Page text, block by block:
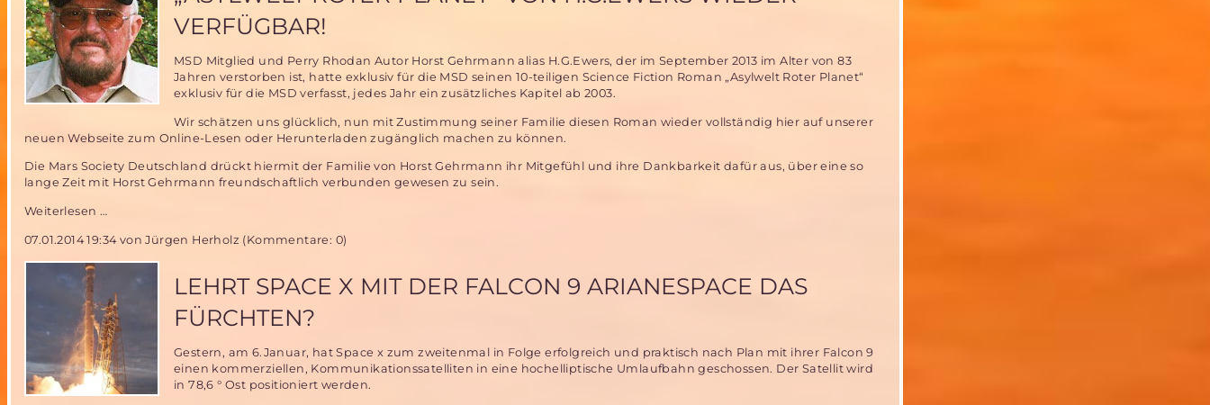
Raumgleiter
„Dream
Chaser“-
nichts
von
HERMES
VERFÜGBAR!
MSD Mitglied und Perry Rhodan Autor Horst Gehrmann alias H.G.Ewers, der im September 2013 im Alter von 83
Jahren verstorben ist, hatte exklusiv für die MSD seinen 10-teiligen Science Fiction Roman „Asylwelt Roter Planet“
exklusiv für die MSD verfasst, jedes Jahr ein zusätzliches Kapitel ab 2003.
Wir schätzen uns glücklich, nun mit Zustimmung seiner Familie diesen Roman wieder vollständig hier auf unserer
neuen Webseite zum Online-Lesen oder Herunterladen zugänglich machen zu können.
Die Mars Society Deutschland drückt hiermit der Familie von Horst Gehrmann ihr Mitgefühl und ihre Dankbarkeit dafür aus, über eine so
lange Zeit mit Horst Gehrmann freundschaftlich verbunden gewesen zu sein.
Weiterlesen …
Planet“
von
wieder
verfügbar!
07.01.2014 19:34von Jürgen Herholz (Kommentare: 0)
LEHRT SPACE X MIT DER FALCON 9 ARIANESPACE DAS
FÜRCHTEN?
Gestern, am 6.Januar, hat Space x zum zweitenmal in Folge erfolgreich und praktisch nach Plan mit ihrer Falcon 9
einen kommerziellen, Kommunikationssatelliten in eine hochelliptische Umlaufbahn geschossen. Der Satellit wird
in 78,6 ° Ost positioniert werden.